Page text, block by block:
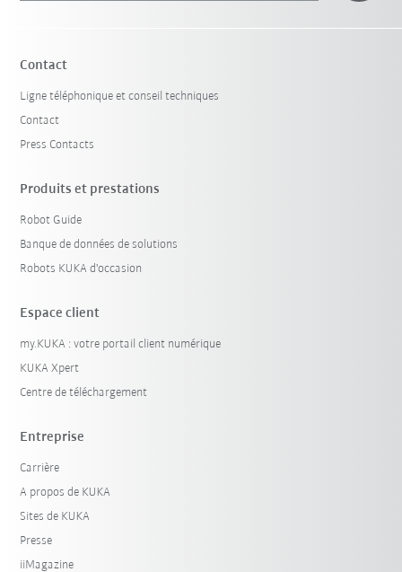
Contact
Ligne téléphonique et conseil techniques
Contact
Press Contacts
Produits et prestations
Robot Guide
Banque de données de solutions
Robots KUKA d'occasion
Espace client
my.KUKA : votre portail client numérique
KUKA Xpert
Centre de téléchargement
Entreprise
Carrière
A propos de KUKA
Sites de KUKA
Presse
iiMagazine